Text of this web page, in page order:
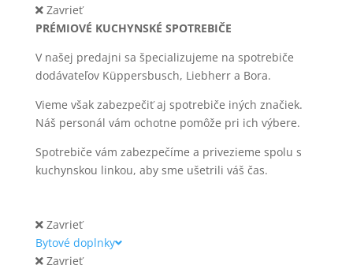
Zavrieť
PRÉMIOVÉ KUCHYNSKÉ SPOTREBIČE
V našej predajni sa špecializujeme na spotrebiče
dodávateľov Küppersbusch, Liebherr a Bora.
Vieme však zabezpečiť aj spotrebiče iných značiek.
Náš personál vám ochotne pomôže pri ich výbere.
Spotrebiče vám zabezpečíme a privezieme spolu s
kuchynskou linkou, aby sme ušetrili váš čas.
Zavrieť
Bytové doplnky
Zavrieť